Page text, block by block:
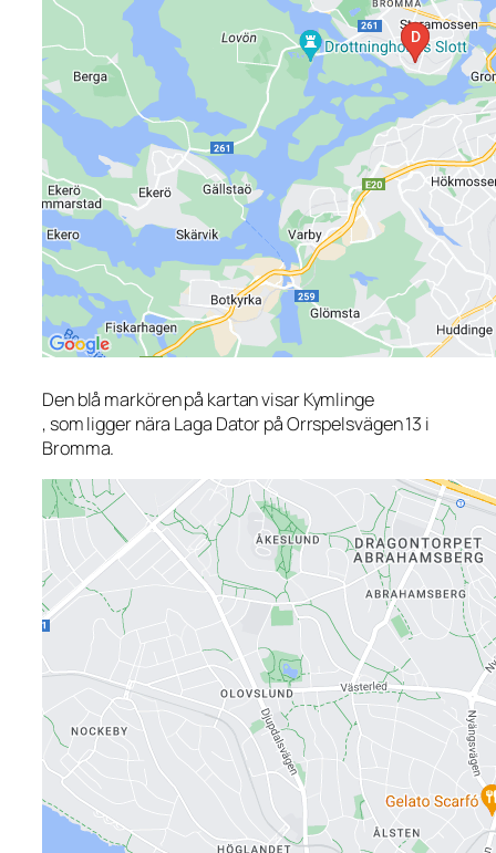
Den blå markören på kartan visar Kymlinge
, som ligger nära Laga Dator på Orrspelsvägen 13 i
Bromma.